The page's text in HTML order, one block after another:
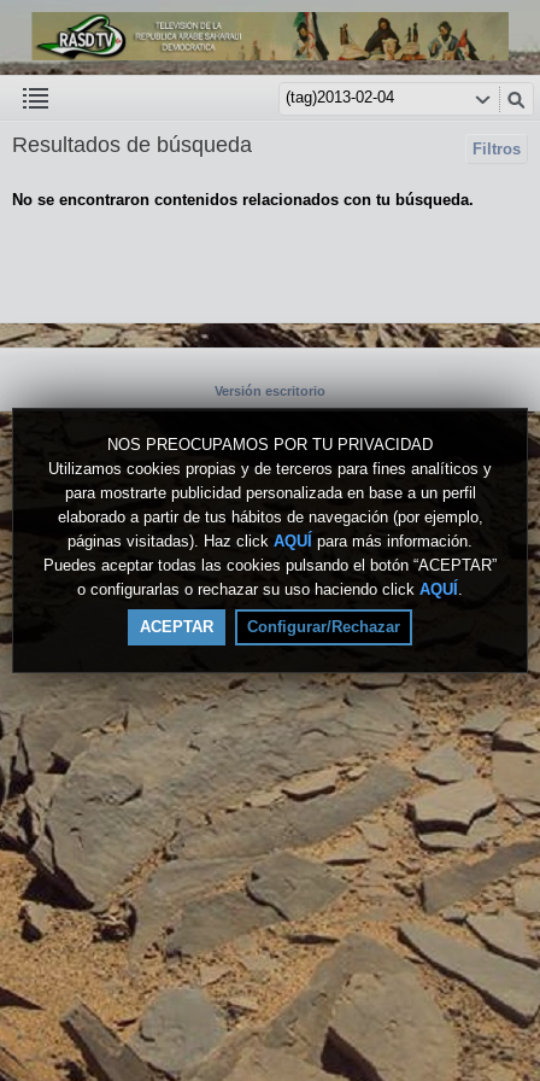
NOS PREOCUPAMOS POR TU PRIVACIDAD
Utilizamos cookies propias y de terceros para fines analíticos y
para mostrarte publicidad personalizada en base a un perfil
elaborado a partir de tus hábitos de navegación (por ejemplo,
páginas visitadas). Haz click AQUÍ para más información.
Puedes aceptar todas las cookies pulsando el botón “ACEPTAR”
o configurarlas o rechazar su uso haciendo click AQUÍ .
ACEPTAR Configurar/Rechazar
Filtros
Resultados de búsqueda
No se encontraron contenidos relacionados con tu búsqueda.
Versión escritorio